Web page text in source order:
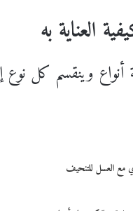
العناية به
أنواع وينقسم كل نوع
مع العسل للتنحيف